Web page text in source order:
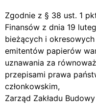
Zgodnie z § 38 ust. 1
Finansów z dnia 19
bieżących i
emitentów papierów
uznawania za
przepisami prawa
członkowskim,
Zarząd Zakładu